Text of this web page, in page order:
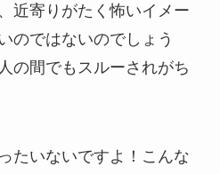
近寄りがたく怖いイメー
のではないのでしょう
の間でもスルーされがち
たいないですよ！こんな